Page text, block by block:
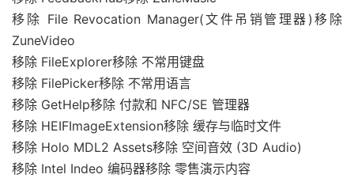
移除 File Revocation Manager(文件吊销管理器)移除
ZuneVideo
移除 FileExplorer移除 不常用键盘
移除 FilePicker移除 不常用语言
移除 GetHelp移除 付款和 NFC/SE 管理器
移除 HEIFImageExtension移除 缓存与临时文件
移除 Holo MDL2 Assets移除 空间音效 (3D Audio)
移除 Intel Indeo 编码器移除 零售演示内容